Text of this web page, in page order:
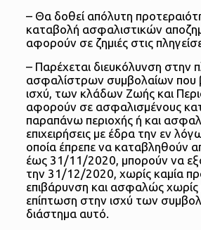
– Θα δοθεί απόλυτη
καταβολή ασφαλιστικών
αφορούν σε ζημιές στις
– Παρέχεται διευκόλυνση στην
ασφαλίστρων συμβολαίων που
ισχύ, των κλάδων Ζωής και
αφορούν σε ασφαλισμένους
παραπάνω περιοχής ή και
επιχειρήσεις με έδρα την εν
οποία έπρεπε να καταβληθούν
έως 31/11/2020, μπορούν να
την 31/12/2020, χωρίς καμία
επιβάρυνση και ασφαλώς χωρίς
επίπτωση στην ισχύ των
διάστημα αυτό.